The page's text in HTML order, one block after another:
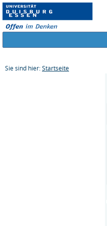
Sie sind hier: Startseite